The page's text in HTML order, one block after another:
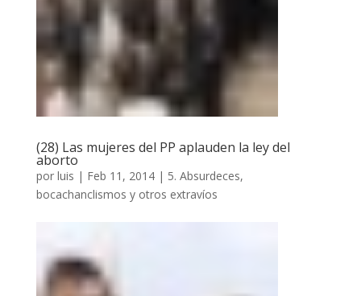
(28) Las mujeres del PP aplauden la ley del
aborto
por luis | Feb 11, 2014| 5. Absurdeces,
bocachanclismos y otros extravíos